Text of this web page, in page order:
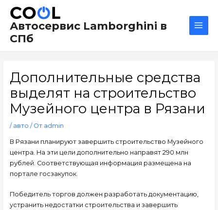
содержимому
Автосервис Lamborghini в
СПб
Дополнительные средства
выделят на строительство
Музейного центра в Рязани
/ авто / От admin
В Рязани планируют завершить строительство Музейного
центра. На эти цели дополнительно направят 290 млн
рублей. Соответствующая информация размещена на
портале госзакупок.
Победитель торгов должен разработать документацию,
устранить недостатки строительства и завершить
по
записям